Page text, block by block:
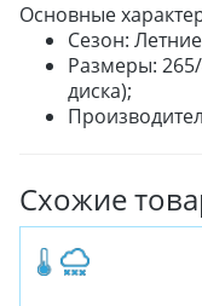
Основные
Сезон:
Размеры:
диска);
Схожие